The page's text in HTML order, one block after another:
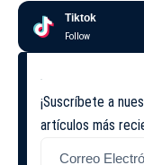
Tiktok
Follow
¡Suscríbete a
artículos más